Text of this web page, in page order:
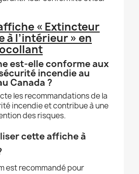
« Extincteur
à l’intérieur » en
est-elle conforme aux
incendie au
Canada ?
les recommandations de la
incendie et contribue à une
des risques.
cette affiche à
est recommandé pour